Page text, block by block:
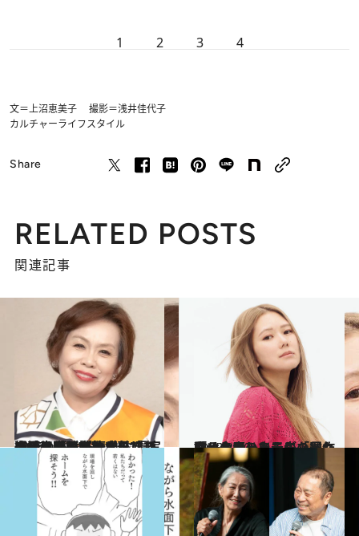
1 2 3 4
文＝上沼恵美子 撮影＝浅井佳代子
カルチャーライフスタイル
Share
RELATED POSTS
関連記事
2025.11.28
【続きを読む】パチンコ通いの妻、娘は出戻り、10代の孫は妊娠中…「老後の生活がガタガタです」と嘆く75歳男性に、上沼恵美子が教えた“現実の受け入れ方”
ライフスタイル 2025.8.30
「その日のうちに、別れたいと申し出ました」作家・金原ひとみが「最も許せなかった元夫の言動」とは
カルチャー